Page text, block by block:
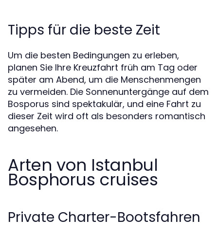
Tipps für die beste Zeit
Um die besten Bedingungen zu erleben,
planen Sie Ihre Kreuzfahrt früh am Tag oder
später am Abend, um die Menschenmengen
zu vermeiden. Die Sonnenuntergänge auf dem
Bosporus sind spektakulär, und eine Fahrt zu
dieser Zeit wird oft als besonders romantisch
angesehen.
Arten von Istanbul
Bosphorus cruises
Private Charter-Bootsfahren